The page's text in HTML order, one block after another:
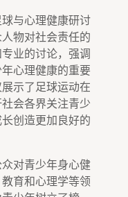
与心理健康研讨
物对社会责任的
业的讨论，强调
心理健康的重要
示了足球运动在
会各界关注青少
创造更加良好的
对青少年身心健
育和心理学等领